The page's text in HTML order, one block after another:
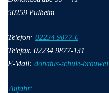
50259 Pulheim
Telefon: 02234 9877-0
Telefax: 02234 9877-131
E-Mail: donatus-schule-
Anfahrt